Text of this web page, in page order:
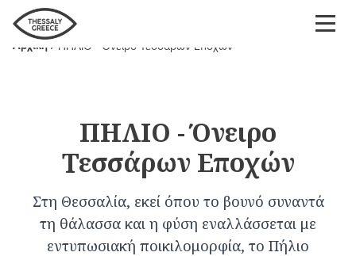
Παράκαμψη
προς
Breadcrumb
Αρχική ΠΗΛΙΟ - Όνειρο Τεσσάρων Εποχών
ΠΗΛΙΟ - Όνειρο
Τεσσάρων Εποχών
Στη Θεσσαλία, εκεί όπου το βουνό συναντά
τη θάλασσα και η φύση εναλλάσσεται με
εντυπωσιακή ποικιλομορφία, το Πήλιο